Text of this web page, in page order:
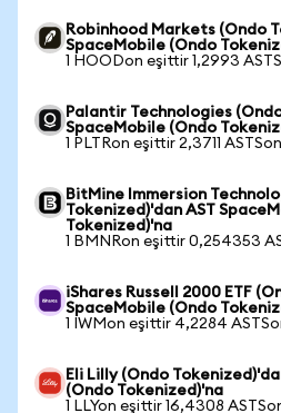
Robinhood Markets (Ondo
SpaceMobile (Ondo
1 HOODon eşittir 1,2993
Palantir Technologies
SpaceMobile (Ondo
1 PLTRon eşittir 2,3711 ASTSon
BitMine Immersion
Tokenized)'dan AST
Tokenized)'na
1 BMNRon eşittir 0,254353
iShares Russell 2000 ETF
SpaceMobile (Ondo
1 IWMon eşittir 4,2284
Eli Lilly (Ondo
(Ondo Tokenized)'na
1 LLYon eşittir 16,4308